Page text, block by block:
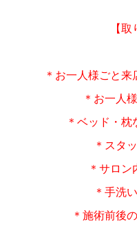
【
＊お一人様ごと
＊お一人
＊ベッド・
＊スタ
＊サロ
＊手洗
＊施術前後